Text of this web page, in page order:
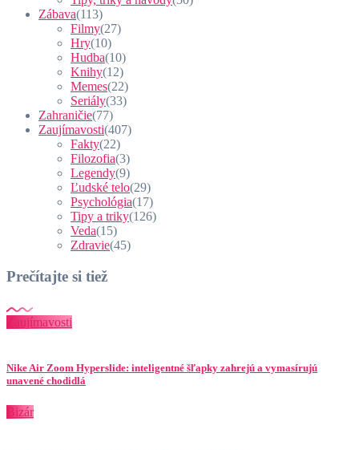
Zábava(113)
Filmy(27)
Hry(10)
Hudba(10)
Knihy(12)
Memes(22)
Seriály(33)
Zahraničie(77)
Zaujímavosti(407)
Fakty(22)
Filozofia(3)
Legendy(9)
Ľudské telo(29)
Psychológia(17)
Tipy a triky(126)
Veda(15)
Zdravie(45)
Prečítajte si tiež
Zaujímavosti
Nike Air Zoom Hyperslide: inteligentné šľapky zahrejú a vymasírujú
unavené chodidlá
Bizár